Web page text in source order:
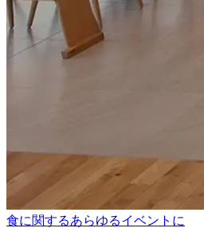
食に関するあらゆるイベントに